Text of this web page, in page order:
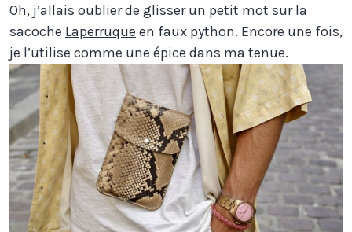
Oh, j’allais oublier de glisser un petit mot sur la
sacoche Laperruque en faux python. Encore une fois,
je l’utilise comme une épice dans ma tenue.